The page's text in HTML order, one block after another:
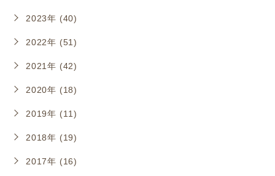
2023年 (40)
2022年 (51)
2021年 (42)
2020年 (18)
2019年 (11)
2018年 (19)
2017年 (16)